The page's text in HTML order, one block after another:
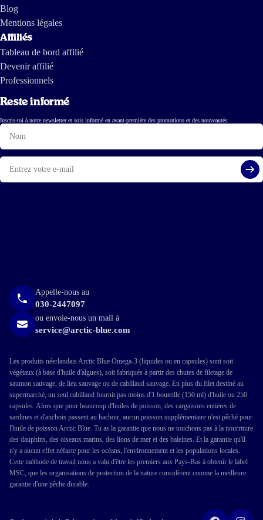
Blog
Mentions légales
Affiliés
Tableau de bord affilié
Devenir affilié
Professionnels
Reste informé
Inscris-toi à notre newsletter et sois informé en avant-première des promotions et des nouveautés.
Nom
E-
mail
Appelle-nous au
030-2447097
ou envoie-nous un mail à
service@arctic-blue.com
Les produits néerlandais Arctic Blue Omega-3 (liquides ou en capsules) sont soit
végétaux (à base d'huile d'algues), soit fabriqués à partir des chutes de filetage de
saumon sauvage, de lieu sauvage ou de cabillaud sauvage. En plus du filet destiné au
supermarché, un seul cabillaud fournit pas moins d'1 bouteille (150 ml) d'huile ou 250
capsules. Alors que pour beaucoup d'huiles de poisson, des cargaisons entières de
sardines et d'anchois passent au hachoir, aucun poisson supplémentaire n'est pêché pour
l'huile de poisson Arctic Blue. Tu as la garantie que nous ne touchons pas à la nourriture
des dauphins, des oiseaux marins, des lions de mer et des baleines. Et la garantie qu'il
n'y a aucun effet néfaste pour les océans, l'environnement et les populations locales.
Cette méthode de travail nous a valu d'être les premiers aux Pays-Bas à obtenir le label
MSC, que les organisations de protection de la nature considèrent comme la meilleure
garantie d'une pêche durable.